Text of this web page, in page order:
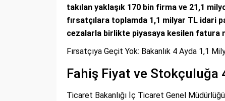
takılan yaklaşık 170 bin firma ve 21,1
fırsatçılara toplamda 1,1 milyar TL idari
cezalarla birlikte piyasaya kesilen fatura
Fırsatçıya Geçit Yok: Bakanlık 4 Ayda 1,1
Fahiş Fiyat ve Stokçuluğa
Ticaret Bakanlığı İç Ticaret Genel